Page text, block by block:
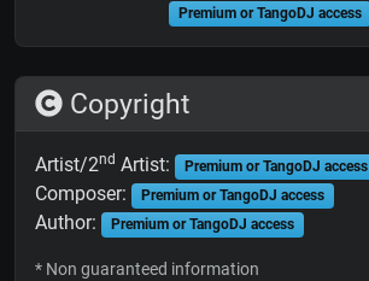
Premium or TangoDJ access
Copyright
Artist/2nd Artist: Premium or TangoDJ access
Composer: Premium or TangoDJ access
Author: Premium or TangoDJ access
* Non guaranteed information